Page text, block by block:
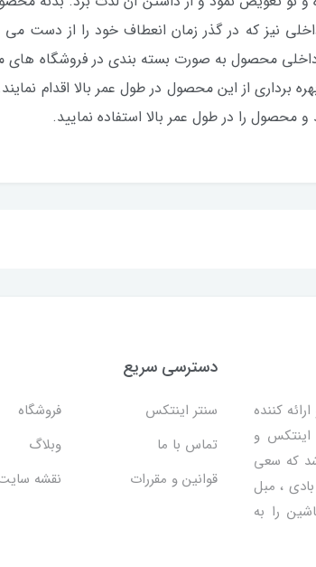
نیز که در گذر زمان انعطاف خود را از دست
محصول به صورت بسته بندی در فروشگاه های
و محصول را در طول عمر بالا استفاده نمایید.
کننده
اینتکس و
که سعی
، مبل
را به
دسترسی سریع
سنتر اینتکس
فروشگاه
تماس با ما
وبلاگ
قوانین و مقررات
نقشه